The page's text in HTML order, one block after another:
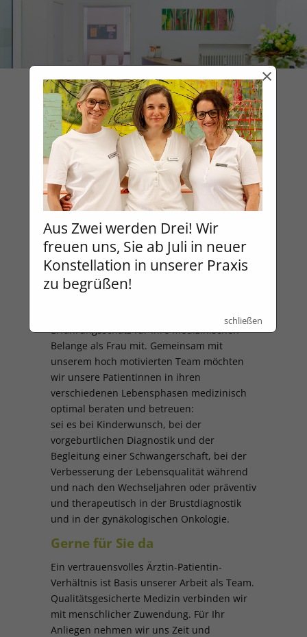
Navigation
WIR SETZEN UNS EIN.
Für neues Leben. Für Ihr Leben.
Für mehr Lebensqualität.
Herzlich Willkommen in der
Weinbrennerstr. 7!
Durch unsere langjährige Erfahrung als
Erfahrungsschatz für Ihre medizinischen
Belange als Frau mit. Gemeinsam mit
unserem hoch motivierten Team möchten
wir unsere Patientinnen in ihren
verschiedenen Lebensphasen medizinisch
optimal beraten und betreuen:
sei es bei Kinderwunsch, bei der
vorgeburtlichen Diagnostik und der
Begleitung einer Schwangerschaft, bei der
Verbesserung der Lebensqualität während
und nach den Wechseljahren oder präventiv
und therapeutisch in der Brustdiagnostik
und in der gynäkologischen Onkologie.
Gerne für Sie da
Ein vertrauensvolles Ärztin-Patientin-
Verhältnis ist Basis unserer Arbeit als Team.
Qualitätsgesicherte Medizin verbinden wir
mit menschlicher Zuwendung. Für Ihr
Anliegen nehmen wir uns Zeit und
×
Aus Zwei werden Drei! Wir
freuen uns, Sie ab Juli in neuer
Konstellation in unserer Praxis
zu begrüßen!
schließen